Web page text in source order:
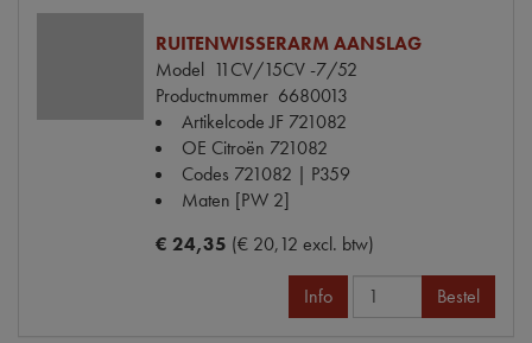
RUITENWISSERARM AANSLAG
Model 11CV/15CV -7/52
Productnummer 6680013
Artikelcode JF 721082
OE Citroën 721082
Codes 721082 | P359
Maten [PW 2]
€ 24,35 (€ 20,12 excl. btw)
Info Bestel